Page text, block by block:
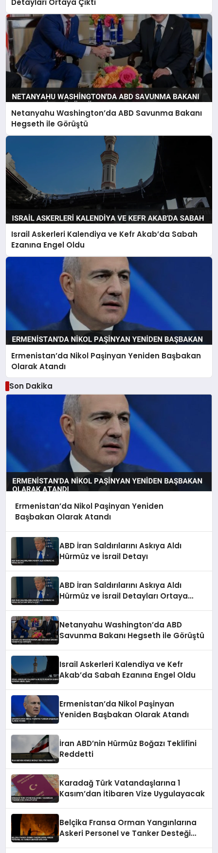
Detayları Ortaya Çıktı
Netanyahu Washington’da ABD Savunma Bakanı
Hegseth ile Görüştü
Israil Askerleri Kalendiya ve Kefr Akab’da Sabah
Ezanına Engel Oldu
Ermenistan’da Nikol Paşinyan Yeniden Başbakan
Olarak Atandı
Son Dakika
Ermenistan’da Nikol Paşinyan Yeniden
Başbakan Olarak Atandı
ABD İran Saldırılarını Askıya Aldı
Hürmüz ve İsrail Detayı
ABD İran Saldırılarını Askıya Aldı
Hürmüz ve İsrail Detayları Ortaya
Netanyahu Washington’da ABD
Savunma Bakanı Hegseth ile Görüştü
Israil Askerleri Kalendiya ve Kefr
Akab’da Sabah Ezanına Engel Oldu
Ermenistan’da Nikol Paşinyan
Yeniden Başbakan Olarak Atandı
İran ABD’nin Hürmüz Boğazı Teklifini
Reddetti
Karadağ Türk Vatandaşlarına 1
Kasım’dan İtibaren Vize Uygulayacak
Belçika Fransa Orman Yangınlarına
Askeri Personel ve Tanker Desteği